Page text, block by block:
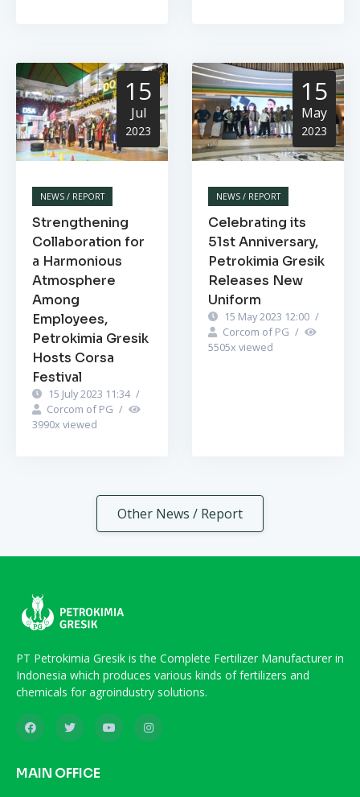
15
Jul
2023
NEWS / REPORT
Strengthening
Collaboration for
a Harmonious
Atmosphere
Among
Employees,
Petrokimia Gresik
Hosts Corsa
Festival
15 July 2023 11:34 /
Corcom of PG /
3990x viewed
15
May
2023
NEWS / REPORT
Celebrating its
51st Anniversary,
Petrokimia Gresik
Releases New
Uniform
15 May 2023 12:00 /
Corcom of PG /
5505x viewed
Other News / Report
PT Petrokimia Gresik is the Complete Fertilizer Manufacturer in
Indonesia which produces various kinds of fertilizers and
chemicals for agroindustry solutions.
MAIN OFFICE